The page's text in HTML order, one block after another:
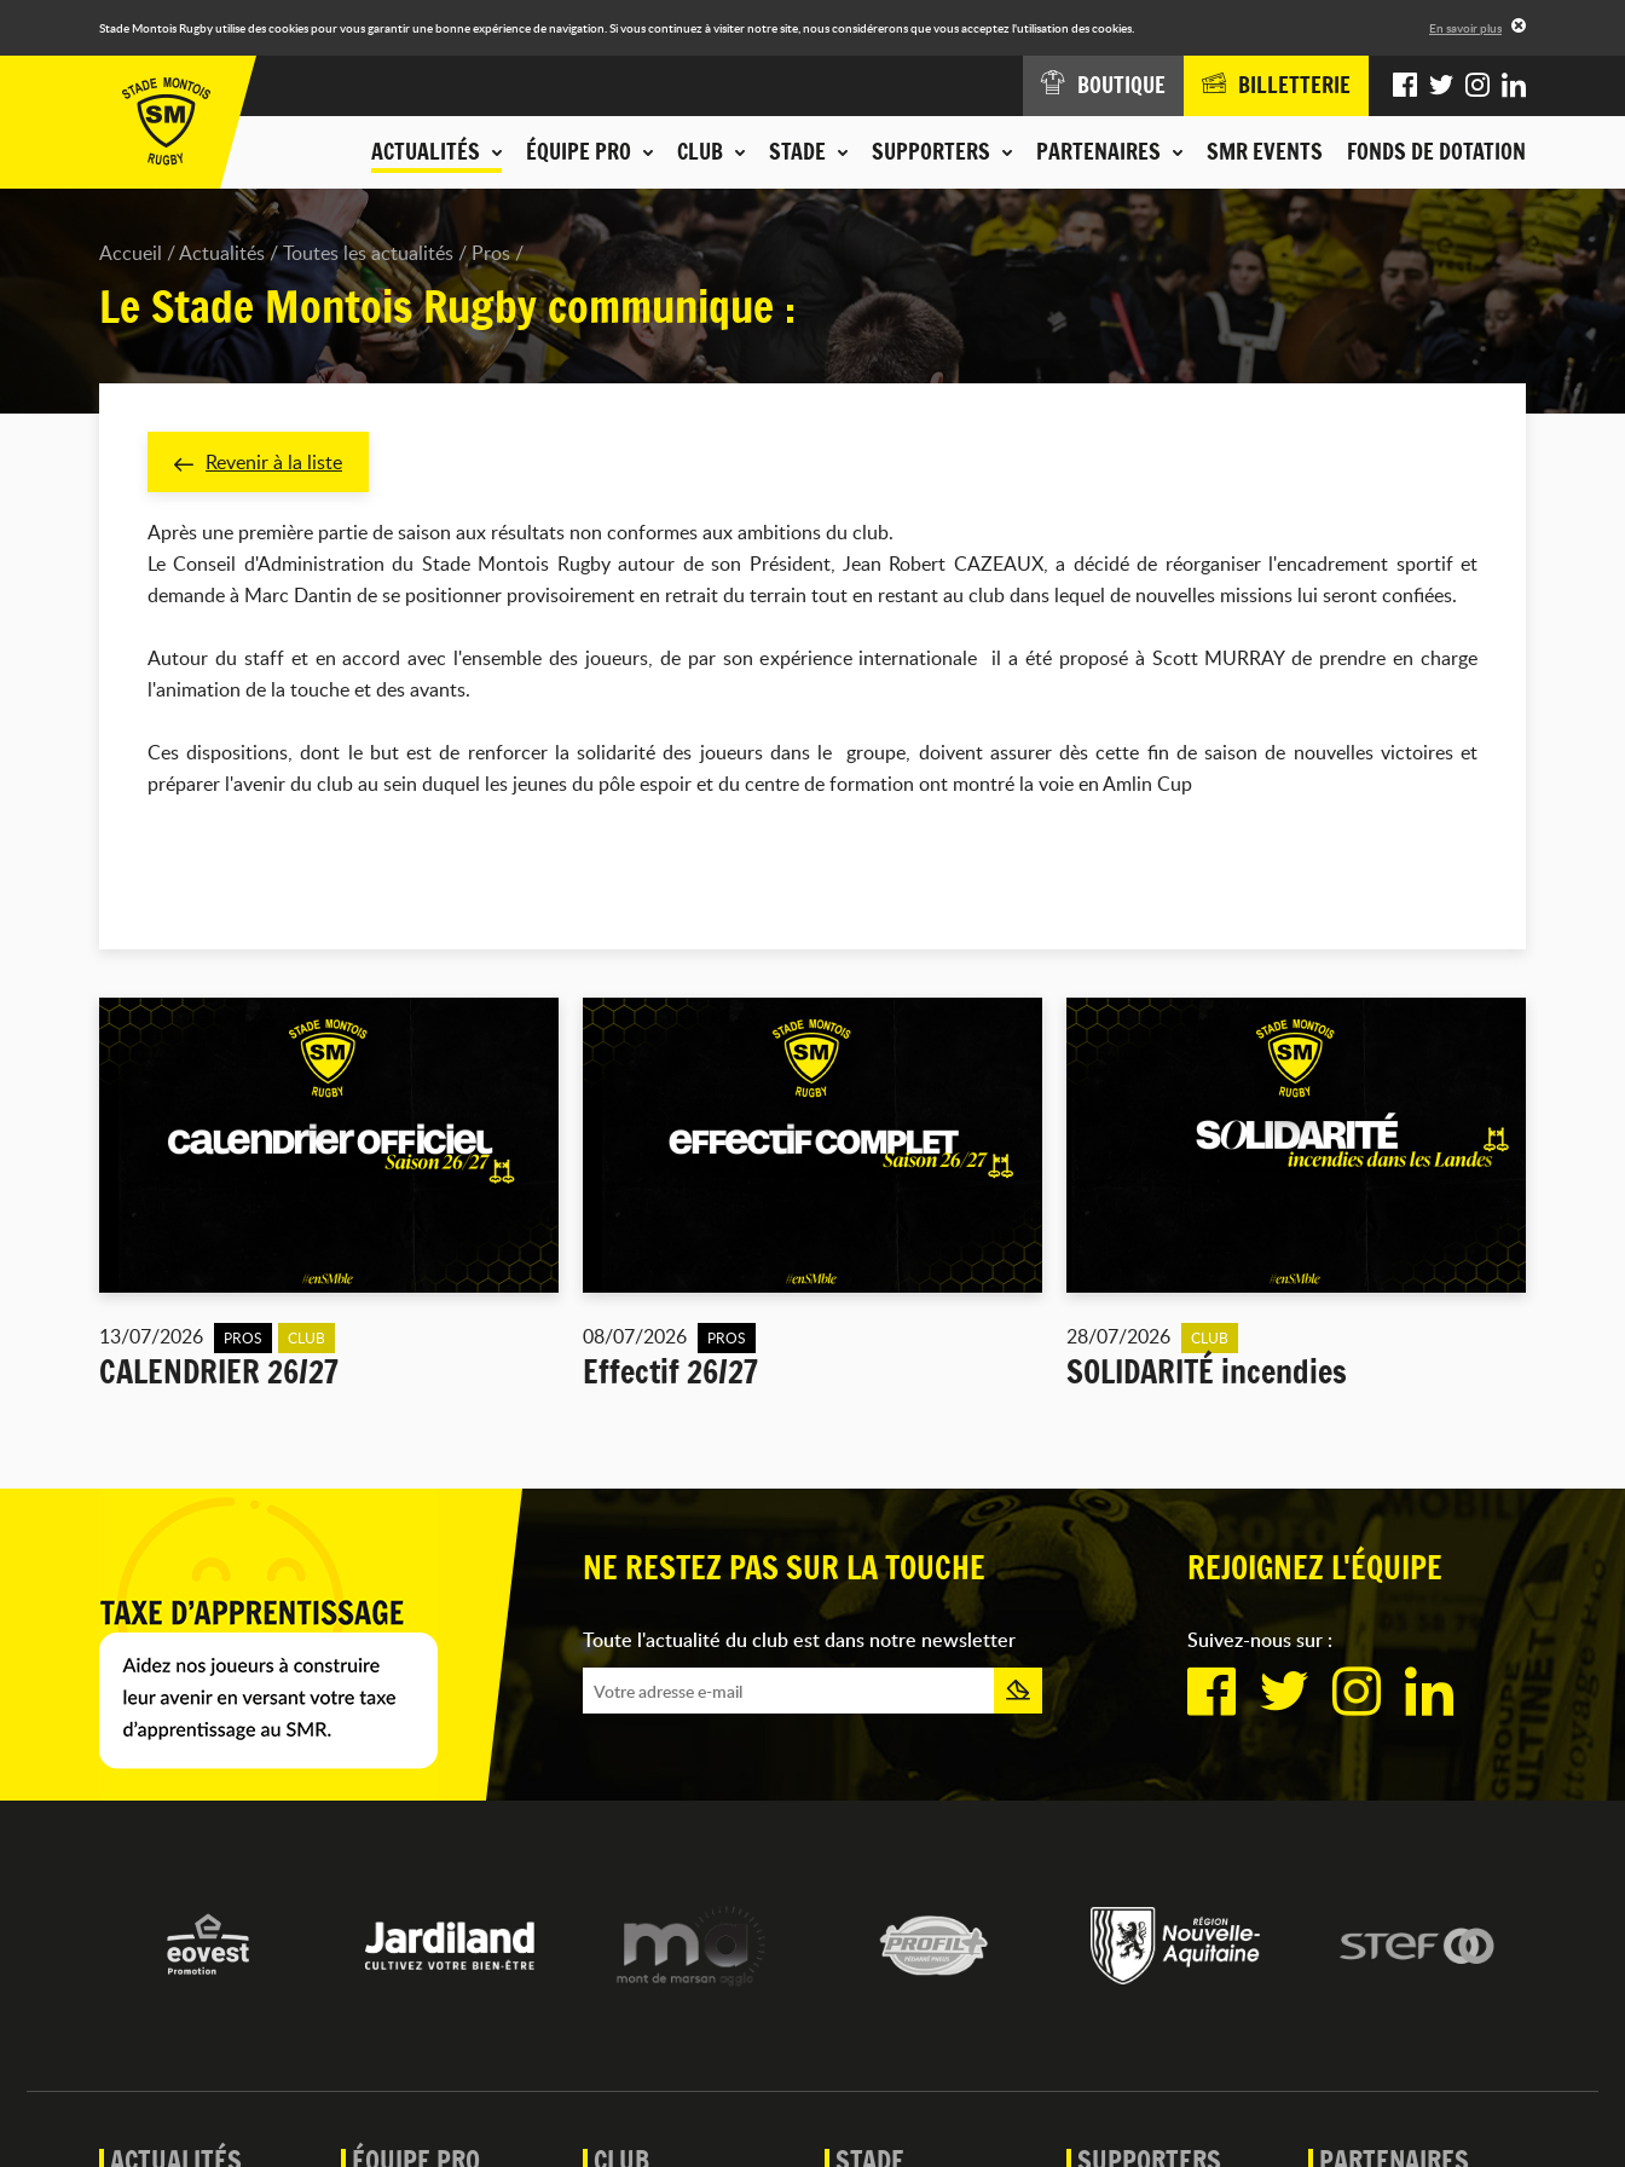
Stade Montois Rugby utilise des cookies pour vous garantir une bonne expérience de navigation. Si vous continuez à visiter notre site, nous considérerons que vous acceptez l'utilisation des cookies. En savoir plus
ACTUALITÉS ÉQUIPE PRO CLUB STADE SUPPORTERS PARTENAIRES SMR EVENTS FONDS DE DOTATION
BOUTIQUE BILLETTERIE
Accueil Actualités Toutes les actualités Pros
Le Stade Montois Rugby communique :
Revenir à la liste
Après une première partie de saison aux résultats non conformes aux ambitions du club.
Le Conseil d'Administration du Stade Montois Rugby autour de son Président, Jean Robert CAZEAUX, a décidé de réorganiser l'encadrement sportif et
demande à Marc Dantin de se positionner provisoirement en retrait du terrain tout en restant au club dans lequel de nouvelles missions lui seront confiées.
Autour du staff et en accord avec l'ensemble des joueurs, de par son expérience internationale il a été proposé à Scott MURRAY de prendre en charge
l'animation de la touche et des avants.
Ces dispositions, dont le but est de renforcer la solidarité des joueurs dans le groupe, doivent assurer dès cette fin de saison de nouvelles victoires et
préparer l'avenir du club au sein duquel les jeunes du pôle espoir et du centre de formation ont montré la voie en Amlin Cup
13/07/2026 PROS CLUB
CALENDRIER 26/27
08/07/2026 PROS
Effectif 26/27
28/07/2026 CLUB
SOLIDARITÉ incendies
NE RESTEZ PAS SUR LA TOUCHE
Toute l'actualité du club est dans notre newsletter
REJOIGNEZ L'ÉQUIPE
Suivez-nous sur :